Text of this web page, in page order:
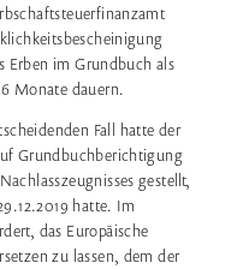
Erben im Grundbuch als
Monate dauern.
Fall hatte der
Grundbuchberichtigung
gestellt,
hatte. Im
das Europäische
zu lassen, dem der